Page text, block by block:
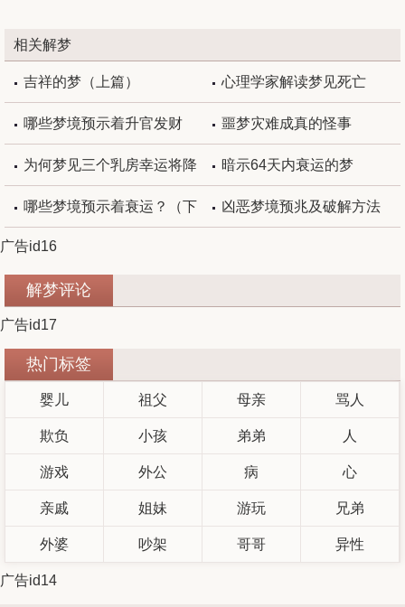
相关解梦
吉祥的梦（上篇） 心理学家解读梦见死亡
哪些梦境预示着升官发财 噩梦灾难成真的怪事
为何梦见三个乳房幸运将降
临？
暗示64天内衰运的梦
哪些梦境预示着衰运？（下
篇）
凶恶梦境预兆及破解方法
广告id16
解梦评论
广告id17
热门标签
婴儿 祖父 母亲 骂人
欺负 小孩 弟弟 人
游戏 外公 病 心
亲戚 姐妹 游玩 兄弟
外婆 吵架 哥哥 异性
广告id14